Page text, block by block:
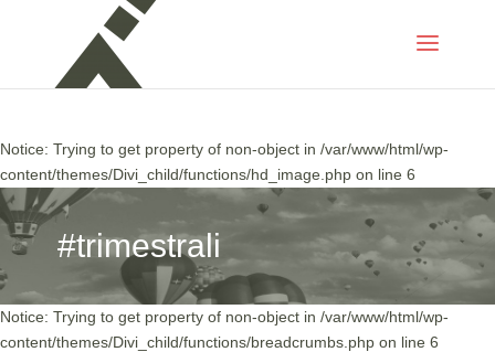
Notice: Trying to get property of non-object in /var/www/html/wp-
content/themes/Divi_child/functions/cposts_load.php on line 122
Notice: Trying to get property of non-object in /var/www/html/wp-
content/themes/Divi_child/functions/hd_image.php on line 6
#trimestrali
Notice: Trying to get property of non-object in /var/www/html/wp-
content/themes/Divi_child/functions/breadcrumbs.php on line 6